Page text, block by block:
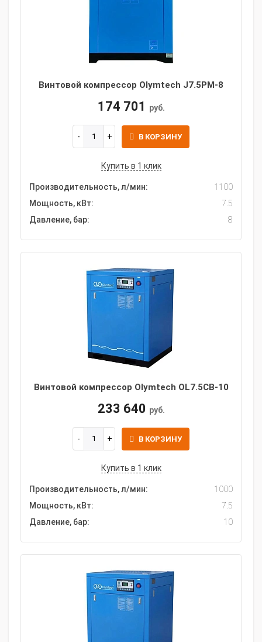
Винтовой компрессор Olymtech J7.5PM-8
174 701 руб.
В КОРЗИНУ
Купить в 1 клик
Производительность, л/мин:
1100
Мощность, кВт:
7.5
Давление, бар:
8
Винтовой компрессор Olymtech OL7.5CB-10
233 640 руб.
В КОРЗИНУ
Купить в 1 клик
Производительность, л/мин:
1000
Мощность, кВт:
7.5
Давление, бар:
10